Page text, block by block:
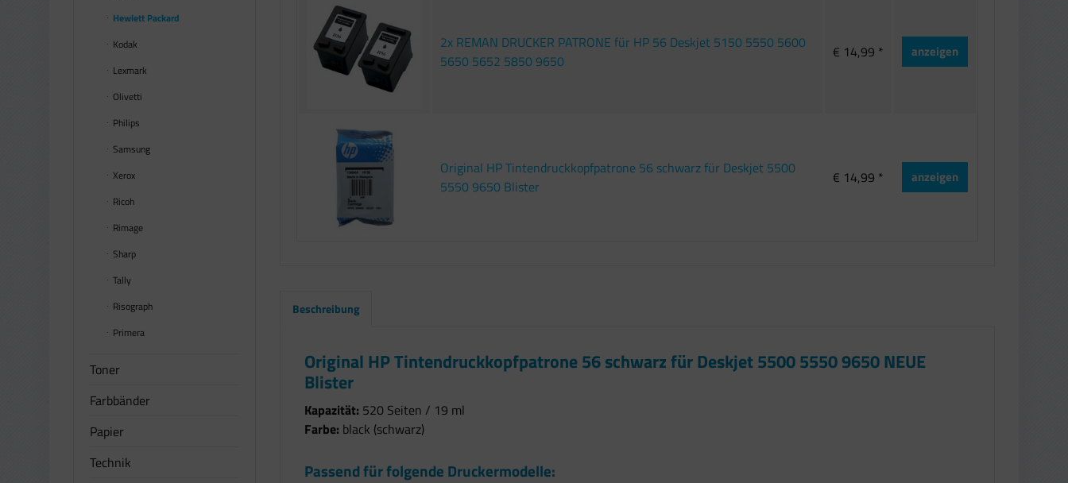
Hewlett Packard
Kodak
Lexmark
Olivetti
Philips
Samsung
Xerox
Ricoh
Rimage
Sharp
Tally
Risograph
Primera
Toner
Farbbänder
Papier
Technik
2x REMAN DRUCKER PATRONE für HP 56 Deskjet 5150 5550 5600
5650 5652 5850 9650
€ 14,99 * anzeigen
Original HP Tintendruckkopfpatrone 56 schwarz für Deskjet 5500
5550 9650 Blister
€ 14,99 * anzeigen
Beschreibung
Original HP Tintendruckkopfpatrone 56 schwarz für Deskjet 5500 5550 9650 NEUE
Blister
Kapazität: 520 Seiten / 19 ml
Farbe: black (schwarz)
Passend für folgende Druckermodelle: